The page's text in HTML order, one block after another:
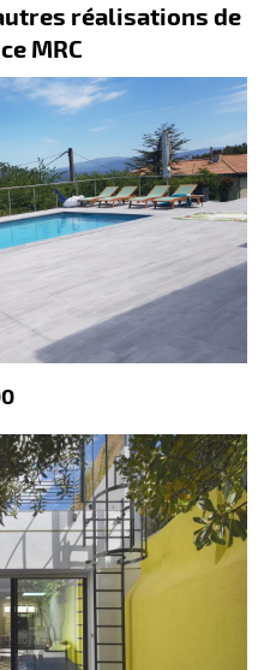
réalisations de
MRC